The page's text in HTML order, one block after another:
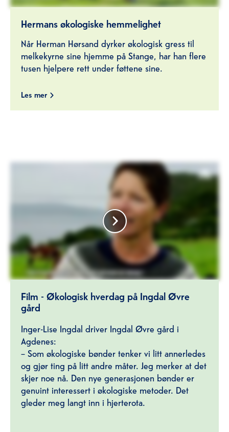
Hermans økologiske hemmelighet
Når Herman Hørsand dyrker økologisk gress til
melkekyrne sine hjemme på Stange, har han flere
tusen hjelpere rett under føttene sine.
Les mer
Film - Økologisk hverdag på Ingdal Øvre
gård
Inger-Lise Ingdal driver Ingdal Øvre gård i
Agdenes:
– Som økologiske bønder tenker vi litt annerledes
og gjør ting på litt andre måter. Jeg merker at det
skjer noe nå. Den nye generasjonen bønder er
genuint interessert i økologiske metoder. Det
gleder meg langt inn i hjerterota.